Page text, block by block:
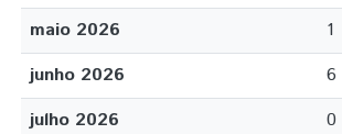
maio 2026
1
junho 2026
6
julho 2026
0